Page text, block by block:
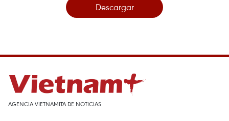
Descargar
AGENCIA VIETNAMITA DE NOTICIAS